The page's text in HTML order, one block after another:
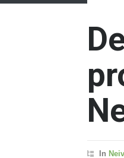
In